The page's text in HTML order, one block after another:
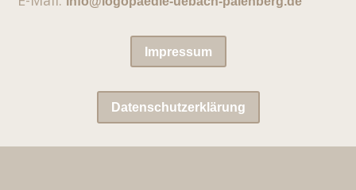
Impressum
Datenschutzerklärung